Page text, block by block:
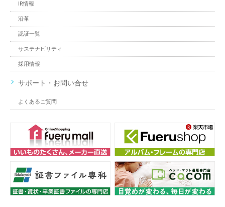
IR情報
沿革
認証一覧
サステナビリティ
採用情報
サポート・お問い合せ
よくあるご質問